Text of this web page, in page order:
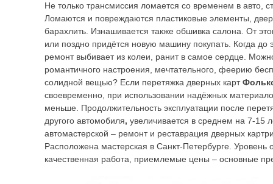
Не только трансмиссия ломается со временем в авто,
Ломаются и повреждаются пластиковые элементы,
барахлить. Изнашивается также обшивка салона. От
или поздно придётся новую машину покупать. Когда до
ремонт выбивает из колеи, ранит в самое сердце.
романтичного настроения, мечтательного, феерию
солидной вещью? Если перетяжка дверных карт
своевременно, при использовании надёжных
меньше. Продолжительность эксплуатации после
другого автомобиля, увеличивается в среднем на 7-15
автомастерской – ремонт и реставрация дверных
Расположена мастерская в Санкт-Петербурге. Уровень
качественная работа, приемлемые цены – основные